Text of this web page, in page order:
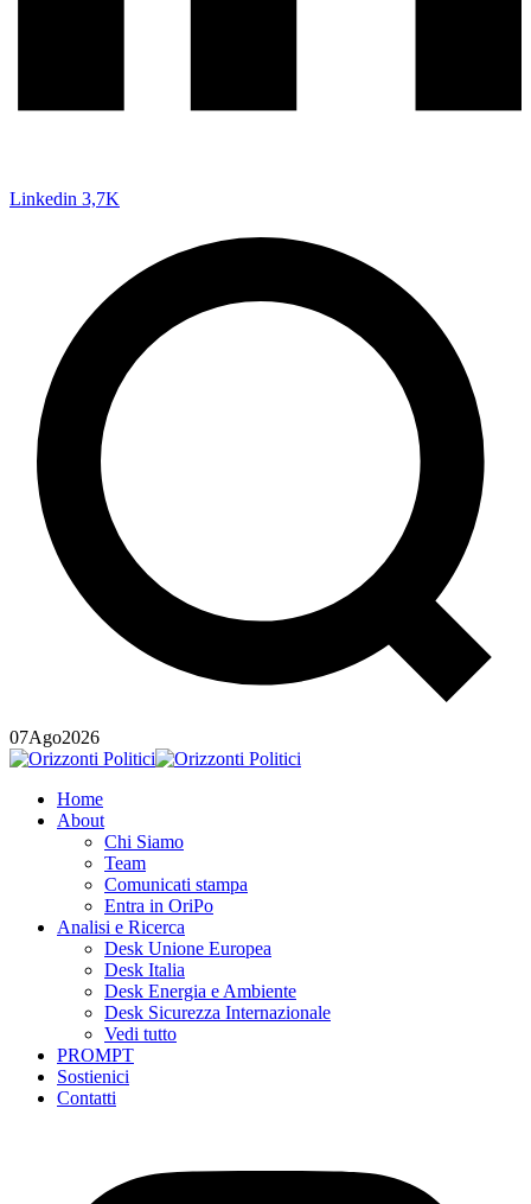
Linkedin 3,7K
07Ago2026
Home
About
Chi Siamo
Team
Comunicati stampa
Entra in OriPo
Analisi e Ricerca
Desk Unione Europea
Desk Italia
Desk Energia e Ambiente
Desk Sicurezza Internazionale
Vedi tutto
PROMPT
Sostienici
Contatti